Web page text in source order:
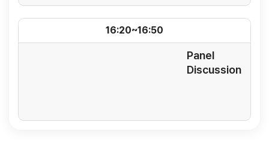
Panel
Discussion
16:20~16:50